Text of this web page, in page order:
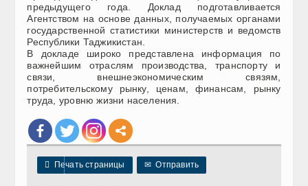
предыдущего года. Доклад подготавливается
Агентством на основе данных, получаемых органами
государственной статистики министерств и ведомств
Республики Таджикистан.
В докладе широко представлена информация по
важнейшим отраслям производства, транспорту и
связи, внешнеэкономическим связям,
потребительскому рынку, ценам, финансам, рынку
труда, уровню жизни населения.
 Печать страницы ✉ Отправить